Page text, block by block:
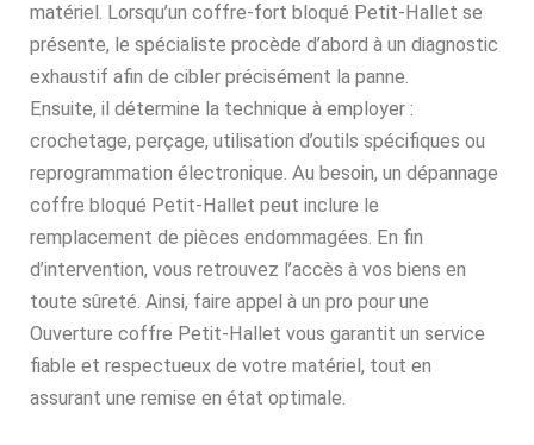
matériel. Lorsqu’un coffre-fort bloqué Petit-Hallet se
présente, le spécialiste procède d’abord à un diagnostic
exhaustif afin de cibler précisément la panne.
Ensuite, il détermine la technique à employer :
crochetage, perçage, utilisation d’outils spécifiques ou
reprogrammation électronique. Au besoin, un dépannage
coffre bloqué Petit-Hallet peut inclure le
remplacement de pièces endommagées. En fin
d’intervention, vous retrouvez l’accès à vos biens en
toute sûreté. Ainsi, faire appel à un pro pour une
Ouverture coffre Petit-Hallet vous garantit un service
fiable et respectueux de votre matériel, tout en
assurant une remise en état optimale.